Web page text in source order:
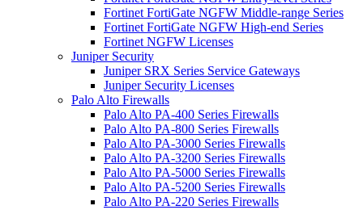
Fortinet FortiGate NGFW Middle-range Series
Fortinet FortiGate NGFW High-end Series
Fortinet NGFW Licenses
Juniper Security
Juniper SRX Series Service Gateways
Juniper Security Licenses
Palo Alto Firewalls
Palo Alto PA-400 Series Firewalls
Palo Alto PA-800 Series Firewalls
Palo Alto PA-3000 Series Firewalls
Palo Alto PA-3200 Series Firewalls
Palo Alto PA-5000 Series Firewalls
Palo Alto PA-5200 Series Firewalls
Palo Alto PA-220 Series Firewalls